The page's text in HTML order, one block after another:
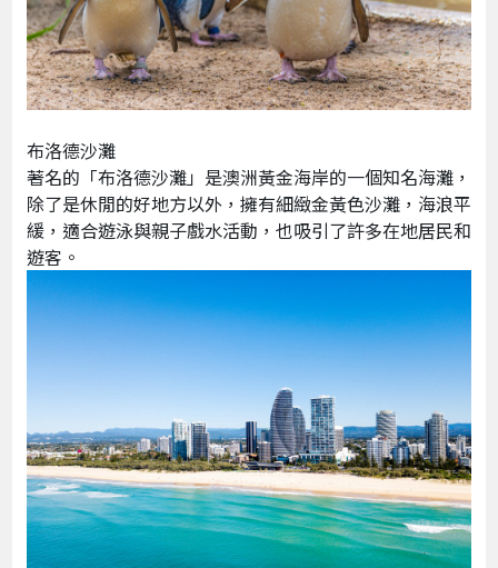
布洛德沙灘
著名的「布洛德沙灘」是澳洲黃金海岸的一個知名海灘，
除了是休閒的好地方以外，擁有細緻金黃色沙灘，海浪平
緩，適合遊泳與親子戲水活動，也吸引了許多在地居民和
遊客。